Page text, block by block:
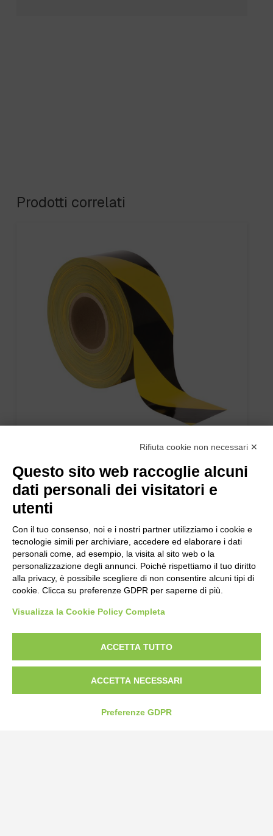
Prodotti correlati
NASTRO ADESIVO GIALLO/NERO 132mt. x h.7,5cm.
Bogliano Srl
Strada Statale 231 Alba-Bra
Rifiuta cookie non necessari ✕
Questo sito web raccoglie alcuni
dati personali dei visitatori e
utenti
Con il tuo consenso, noi e i nostri partner utilizziamo i cookie e
tecnologie simili per archiviare, accedere ed elaborare i dati
personali come, ad esempio, la visita al sito web o la
personalizzazione degli annunci. Poiché rispettiamo il tuo diritto
alla privacy, è possibile scegliere di non consentire alcuni tipi di
cookie. Clicca su preferenze GDPR per saperne di più.
Visualizza la Cookie Policy Completa
ACCETTA TUTTO
ACCETTA NECESSARI
Preferenze GDPR